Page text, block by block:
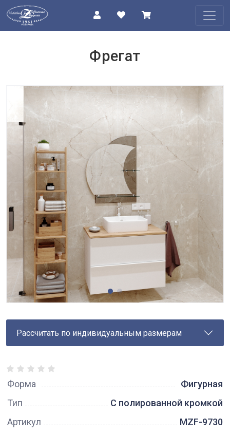
ПРОЕКТЫ
Фрегат
Рассчитать по индивидуальным размерам
Форма
Фигурная
Тип
С полированной кромкой
Артикул
MZF-9730